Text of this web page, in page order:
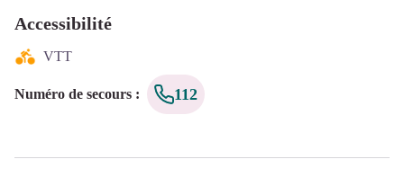
Accessibilité
VTT
Numéro de secours : 112